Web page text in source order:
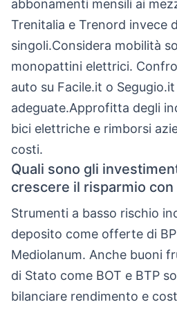
abbonamenti mensili ai
Trenitalia e Trenord invece
singoli.Considera mobilità
monopattini elettrici.
auto su Facile.it o
adeguate.Approfitta degli
bici elettriche e rimborsi
costi.
Quali sono gli
crescere il risparmio
Strumenti a basso rischio
deposito come offerte di
Mediolanum. Anche buoni
di Stato come BOT e BTP
bilanciare rendimento e